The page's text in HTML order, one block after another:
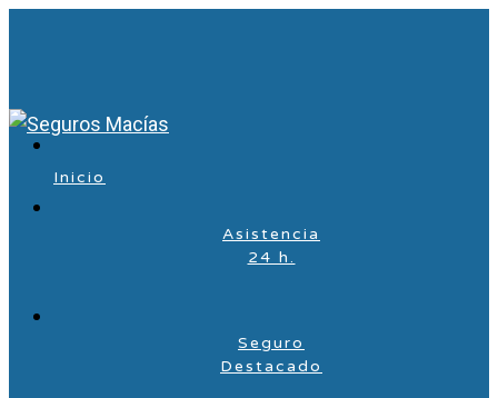
Inicio
Asistencia
24 h.
Seguro
Destacado